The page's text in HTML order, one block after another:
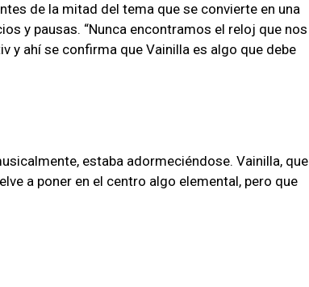
de la mitad del tema que se convierte en una
y pausas. “Nunca encontramos el reloj que nos
y ahí se confirma que Vainilla es algo que debe
estaba adormeciéndose. Vainilla, que
a poner en el centro algo elemental, pero que